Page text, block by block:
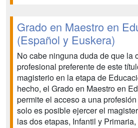
Grado en Maestro en
(Español y Euskera)
No cabe ninguna duda de que la
profesional preferente de este
magisterio en la etapa de
hecho, el Grado en Maestro en
permite el acceso a una
solo es posible ejercer el
las dos etapas, Infantil y Primaria,